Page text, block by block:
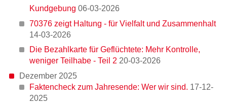
Rückblick auf die Veranstaltung "70376 - Wir zeigen
Kundgebung 06-03-2026
70376 zeigt Haltung - für Vielfalt und Zusammenhalt
14-03-2026
Die Bezahlkarte für Geflüchtete: Mehr Kontrolle,
weniger Teilhabe - Teil 2 20-03-2026
Dezember 2025
Faktencheck zum Jahresende: Wer wir sind. 17-12-
2025